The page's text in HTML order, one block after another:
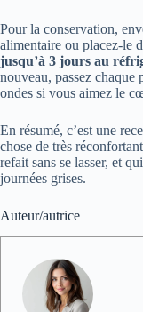
Pour la conservation,
alimentaire ou placez-le
jusqu’à 3 jours au
nouveau, passez chaque
ondes si vous aimez le
En résumé, c’est une
chose de très
refait sans se lasser, et
journées grises.
Auteur/autrice